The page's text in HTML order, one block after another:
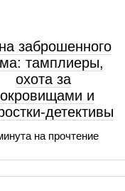
заброшенного
тамплиеры,
охота за
и
детективы
на прочтение